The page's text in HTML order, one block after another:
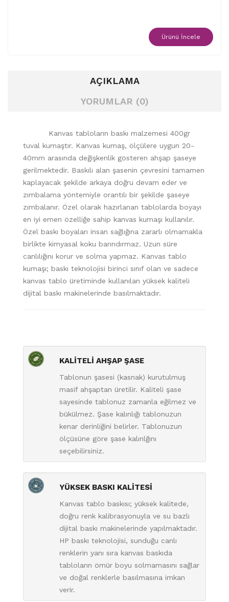
Ürünü İncele
AÇIKLAMA
YORUMLAR (0)
Kanvas tabloların baskı malzemesi 400gr
tuval kumaştır. Kanvas kumaş, ölçülere uygun 20-
40mm arasında değişkenlik gösteren ahşap şaseye
gerilmektedir. Baskılı alan şasenin çevresini tamamen
kaplayacak şekilde arkaya doğru devam eder ve
zımbalama yöntemiyle orantılı bir şekilde şaseye
zımbalanır. Özel olarak hazırlanan tablolarda boyayı
en iyi emen özelliğe sahip kanvas kumaşı kullanılır.
Özel baskı boyaları insan sağlığına zararlı olmamakla
birlikte kimyasal koku barındırmaz. Uzun süre
canlılığını korur ve solma yapmaz. Kanvas tablo
kumaşı; baskı teknolojisi birinci sınıf olan ve sadece
kanvas tablo üretiminde kullanılan yüksek kaliteli
dijital baskı makinelerinde basılmaktadır.
KALİTELİ AHŞAP ŞASE
Tablonun şasesi (kasnak) kurutulmuş
masif ahşaptan üretilir. Kaliteli şase
sayesinde tablonuz zamanla eğilmez ve
bükülmez. Şase kalınlığı tablonuzun
kenar derinliğini belirler. Tablonuzun
ölçüsüne göre şase kalınlğını
seçebilirsiniz.
YÜKSEK BASKI KALİTESİ
Kanvas tablo baskısı; yüksek kalitede,
doğru renk kalibrasyonuyla ve su bazlı
dijital baskı makinelerinde yapılmaktadır.
HP baskı teknolojisi, sunduğu canlı
renklerin yanı sıra kanvas baskıda
tabloların ömür boyu solmamasını sağlar
ve doğal renklerle basılmasına imkan
verir.